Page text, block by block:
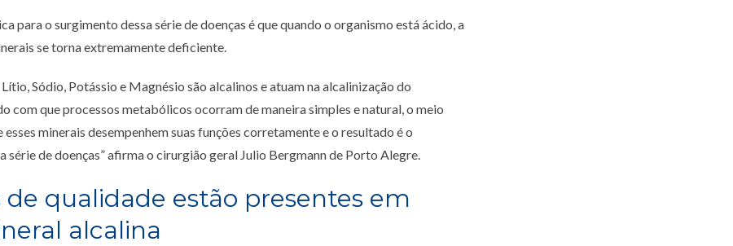
para o surgimento dessa série de doenças é que quando o organismo está ácido, a
se torna extremamente deficiente.
Sódio, Potássio e Magnésio são alcalinos e atuam na alcalinização do
com que processos metabólicos ocorram de maneira simples e natural, o meio
minerais desempenhem suas funções corretamente e o resultado é o
série de doenças” afirma o cirurgião geral Julio Bergmann de Porto Alegre.
de qualidade estão presentes em
alcalina